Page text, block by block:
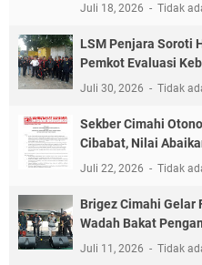
Juli 18, 2026 Tidak
LSM Penjara Soroti
Pemkot Evaluasi
Juli 30, 2026 Tidak
Sekber Cimahi
Cibabat, Nilai
Juli 22, 2026 Tidak
Brigez Cimahi Gelar
Wadah Bakat
Juli 11, 2026 Tidak